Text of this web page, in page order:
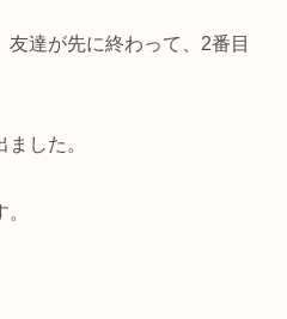
達が先に終わって、2番目
した。